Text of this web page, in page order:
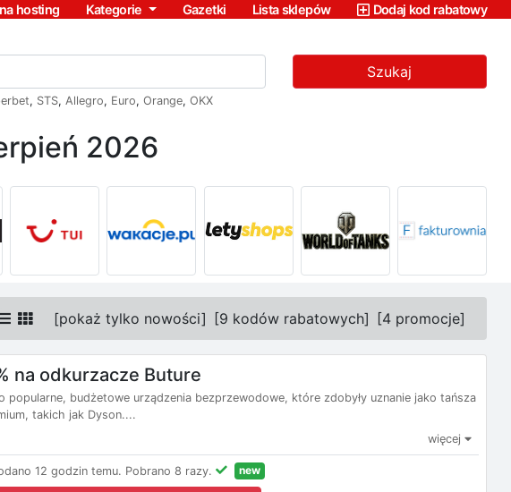
hosting Kategorie Gazetki Lista sklepów Dodaj kod rabatowy
Szukaj
, STS, Allegro, Euro, Orange, OKX
2026
[pokaż tylko nowości] [9 kodów rabatowych] [4 promocje]
na odkurzacze Buture
popularne, budżetowe urządzenia bezprzewodowe, które zdobyły uznanie jako tańsza
takich jak Dyson....
więcej
12 godzin temu. Pobrano 8 razy. new